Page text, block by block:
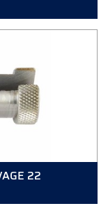
22